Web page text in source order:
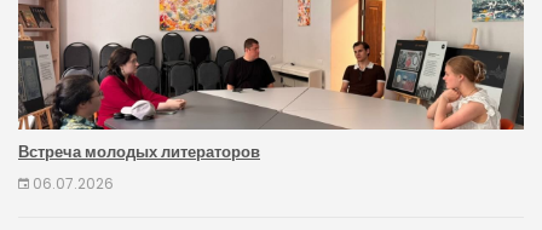
Встреча молодых литераторов
06.07.2026